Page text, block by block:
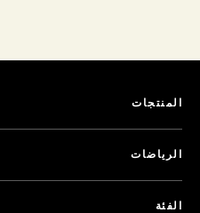
المنتجات
الرياضات
الفئة